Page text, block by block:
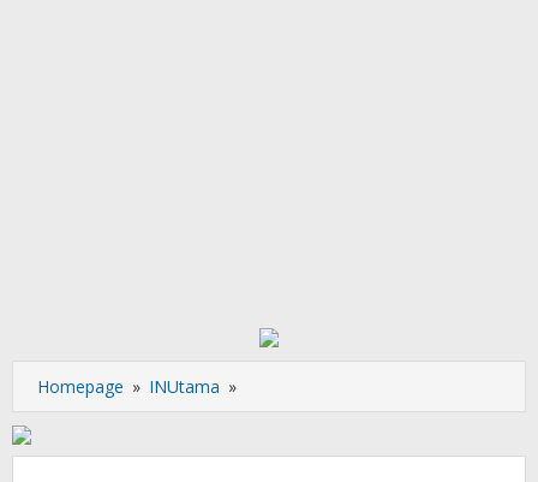
Homepage » INUtama »
Pengelolaan
Lewat